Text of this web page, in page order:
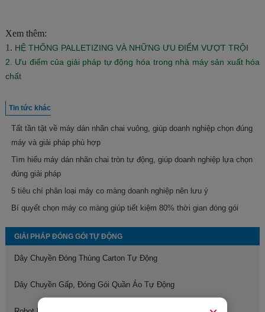
Xem thêm:
1. HỆ THỐNG PALLETIZING VÀ NHỮNG ƯU ĐIỂM VƯỢT TRỘI
2. Ưu điểm của giải pháp tự động hóa trong nhà máy sản xuất hóa
chất
Tin tức khác
Tất tần tật về máy dán nhãn chai vuông, giúp doanh nghiệp chọn đúng
máy và giải pháp phù hợp
Tìm hiểu máy dán nhãn chai tròn tự động, giúp doanh nghiệp lựa chọn
đúng giải pháp
5 tiêu chí phân loại máy co màng doanh nghiệp nên lưu ý
Bí quyết chọn máy co màng giúp tiết kiệm 80% thời gian đóng gói
GIẢI PHÁP ĐÓNG GÓI TỰ ĐỘNG
Dây Chuyền Đóng Thùng Carton Tự Động
Dây Chuyền Gấp, Đóng Gói Quần Áo Tự Động